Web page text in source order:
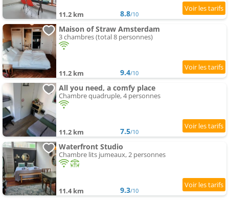
11.2 km 8.8/10
Maison of Straw Amsterdam
3 chambres (total 8 personnes)
11.2 km 9.4/10
All you need, a comfy place
Chambre quadruple, 4 personnes
11.2 km 7.5/10
Waterfront Studio
Chambre lits jumeaux, 2 personnes
11.4 km 9.3/10